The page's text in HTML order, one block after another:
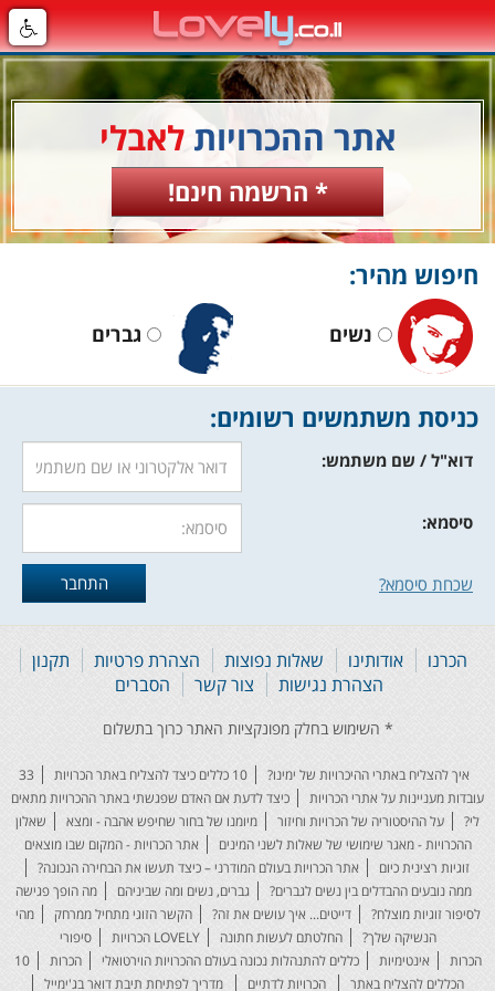
אתר ההכרויות לאבלי
* הרשמה חינם!
חיפוש מהיר:
נשים גברים
כניסת משתמשים רשומים:
דוא"ל / שם משתמש:
סיסמא:
שכחת סיסמא?
הכרנו אודותינו שאלות נפוצות הצהרת פרטיות
תקנון
הצהרת נגישות
צור קשר הסברים
איך להצליח באתרי ההיכרויות של ימינו? 10 כללים כיצד להצליח באתר הכרויות
33
עובדות מעניינות על אתרי הכרויות
כיצד לדעת אם האדם שפגשתי באתר ההכרויות מתאים
לי?
על ההיסטוריה של הכרויות וחיזור מיומנו של בחור שחיפש אהבה - ומצא
שאלון
ההכרויות - מאגר שימושי של שאלות לשני המינים
אתר הכרויות - המקום שבו מוצאים
זוגיות רצינית כיום
אתר הכרויות בעולם המודרני – כיצד תעשו את הבחירה הנכונה?
ממה נובעים ההבדלים בין נשים לגברים?
גברים, נשים ומה שביניהם
מה הופך פגישה
לסיפור זוגיות מוצלח?
דייטים... איך עושים את זה? הקשר הזוגי מתחיל ממרחק
מהי
הנשיקה שלך?
החלטתם לעשות חתונה LOVELY הכרויות
סיפורי
הכרות
אינטימיות כללים להתנהלות נכונה בעולם ההכרויות הוירטואלי הכרות
10
הכללים להצליח באתר
הכרויות לדתיים מדריך לפתיחת תיבת דואר בג'ימייל